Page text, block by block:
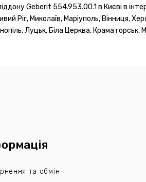
Geberit 554.953.00.1 в Києві в
Ріг, Миколаїв, Маріуполь, Вінниця,
Луцьк, Біла Церква, Краматорськ,
та обмін